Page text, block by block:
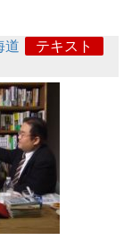
道
テキスト